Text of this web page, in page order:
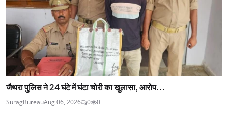
जैथरा पुलिस ने 24 घंटे में घंटा चोरी का खुलासा, आरोप...
SuragBureauAug 06, 2026 0 0